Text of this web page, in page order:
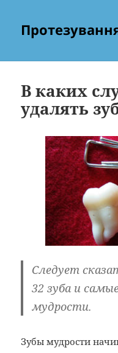
В каких
удалять
Следует
32 зуба и
мудрости.
Зубы мудрости